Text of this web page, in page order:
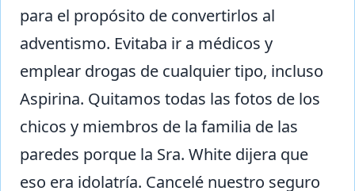
para el propósito de convertirlos al
adventismo. Evitaba ir a médicos y
emplear drogas de cualquier tipo, incluso
Aspirina. Quitamos todas las fotos de los
chicos y miembros de la familia de las
paredes porque la Sra. White dijera que
eso era idolatría. Cancelé nuestro seguro